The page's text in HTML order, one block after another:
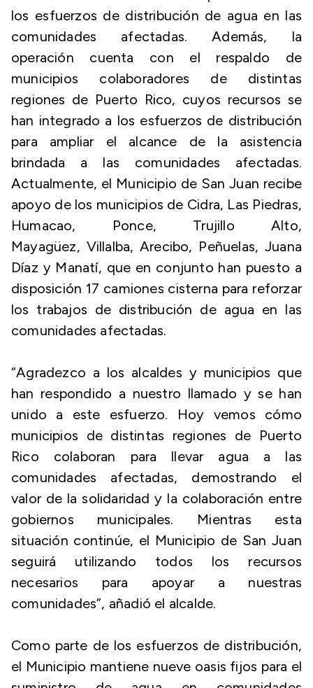
los esfuerzos de distribución de agua en las
comunidades afectadas. Además, la
operación cuenta con el respaldo de
municipios colaboradores de distintas
regiones de Puerto Rico, cuyos recursos se
han integrado a los esfuerzos de distribución
para ampliar el alcance de la asistencia
brindada a las comunidades afectadas.
Actualmente, el Municipio de San Juan recibe
apoyo de los municipios de Cidra, Las Piedras,
Humacao, Ponce, Trujillo Alto,
Mayagüez, Villalba, Arecibo, Peñuelas, Juana
Díaz y Manatí, que en conjunto han puesto a
disposición 17 camiones cisterna para reforzar
los trabajos de distribución de agua en las
comunidades afectadas.
“Agradezco a los alcaldes y municipios que
han respondido a nuestro llamado y se han
unido a este esfuerzo. Hoy vemos cómo
municipios de distintas regiones de Puerto
Rico colaboran para llevar agua a las
comunidades afectadas, demostrando el
valor de la solidaridad y la colaboración entre
gobiernos municipales. Mientras esta
situación continúe, el Municipio de San Juan
seguirá utilizando todos los recursos
necesarios para apoyar a nuestras
comunidades”, añadió el alcalde.
Como parte de los esfuerzos de distribución,
el Municipio mantiene nueve oasis fijos para el